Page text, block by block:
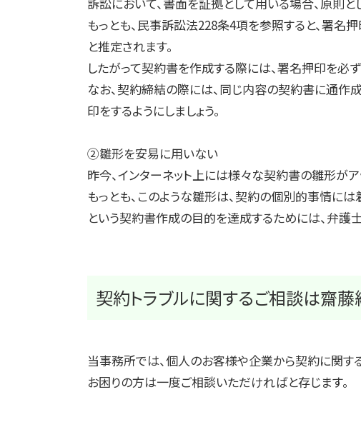
もっとも、民事訴訟法228条4項を参照すると、署名
と推定されます。
したがって契約書を作成する際には、署名押印を必ず
なお、契約締結の際には、同じ内容の契約書に通作
印をするようにしましょう。
②雛形を安易に用いない
昨今、インターネット上には様々な契約書の雛形がア
もっとも、このような雛形は、契約の個別的事情に
という契約書作成の目的を達成するためには、弁護
契約トラブルに関するご相談は齋
当事務所では、個人のお客様や企業から契約に関す
お困りの方は一度ご相談いただければと存じます。